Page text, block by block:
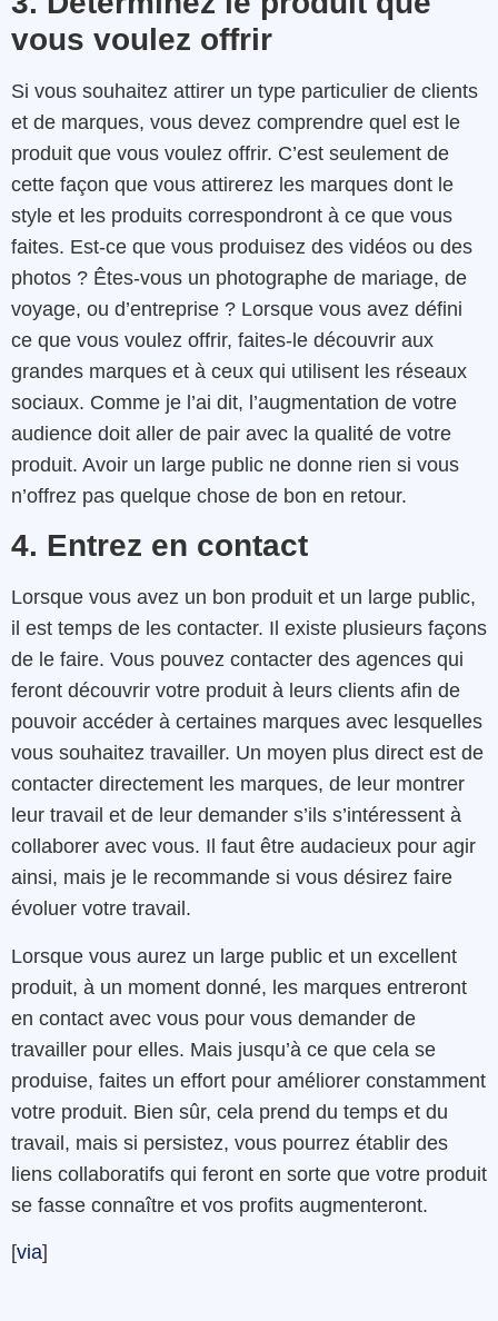
vous voulez offrir
Si vous souhaitez attirer un type particulier de clients
et de marques, vous devez comprendre quel est le
produit que vous voulez offrir. C’est seulement de
cette façon que vous attirerez les marques dont le
style et les produits correspondront à ce que vous
faites. Est-ce que vous produisez des vidéos ou des
photos ? Êtes-vous un photographe de mariage, de
voyage, ou d’entreprise ? Lorsque vous avez défini
ce que vous voulez offrir, faites-le découvrir aux
grandes marques et à ceux qui utilisent les réseaux
sociaux. Comme je l’ai dit, l’augmentation de votre
audience doit aller de pair avec la qualité de votre
produit. Avoir un large public ne donne rien si vous
n’offrez pas quelque chose de bon en retour.
4. Entrez en contact
Lorsque vous avez un bon produit et un large public,
il est temps de les contacter. Il existe plusieurs façons
de le faire. Vous pouvez contacter des agences qui
feront découvrir votre produit à leurs clients afin de
pouvoir accéder à certaines marques avec lesquelles
vous souhaitez travailler. Un moyen plus direct est de
contacter directement les marques, de leur montrer
leur travail et de leur demander s’ils s’intéressent à
collaborer avec vous. Il faut être audacieux pour agir
ainsi, mais je le recommande si vous désirez faire
évoluer votre travail.
Lorsque vous aurez un large public et un excellent
produit, à un moment donné, les marques entreront
en contact avec vous pour vous demander de
travailler pour elles. Mais jusqu’à ce que cela se
produise, faites un effort pour améliorer constamment
votre produit. Bien sûr, cela prend du temps et du
travail, mais si persistez, vous pourrez établir des
liens collaboratifs qui feront en sorte que votre produit
se fasse connaître et vos profits augmenteront.
[via]